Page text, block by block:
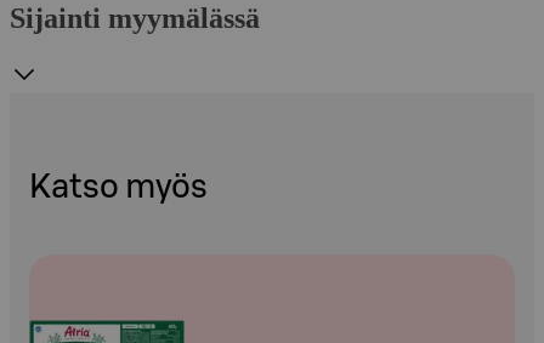
Sijainti myymälässä
Katso myös